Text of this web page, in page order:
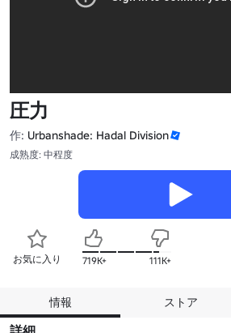
圧力
作: Urbanshade: Hadal Division
成熟度: 中程度
お気に入り 719K+ 111K+
情報 ストア